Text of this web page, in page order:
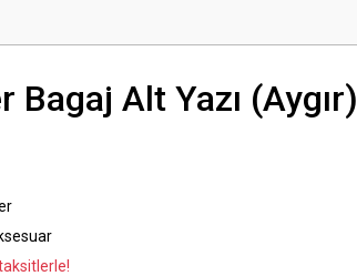
Bagaj Alt Yazı (Aygır)